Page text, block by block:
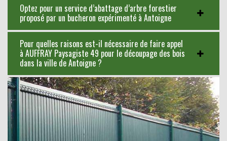
Optez pour un service d’abattage d’arbre forestier
proposé par un bucheron expérimenté à Antoigne
Pour quelles raisons est-il nécessaire de faire appel
à AUFFRAY Paysagiste 49 pour le découpage des bois
dans la ville de Antoigne ?